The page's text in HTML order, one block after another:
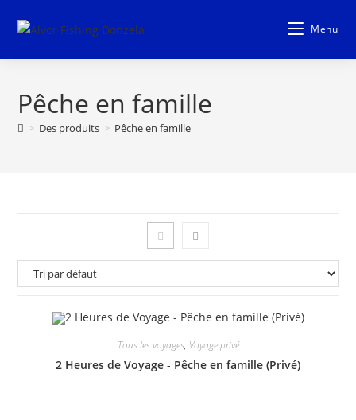
Menu
Pêche en famille
> Des produits > Pêche en famille
Tous les voyages, Voyage privé
2 Heures de Voyage - Pêche en famille (Privé)